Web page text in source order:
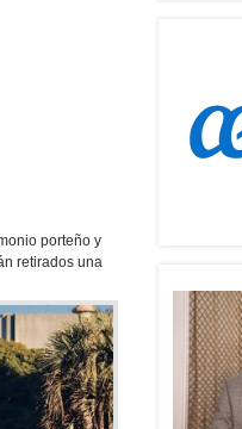
porteño y
retirados una